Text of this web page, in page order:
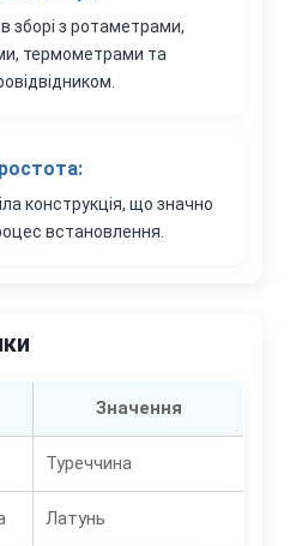
зборі з ротаметрами,
термометрами та
конструкція, що значно
встановлення.
Значення
Туреччина
Латунь